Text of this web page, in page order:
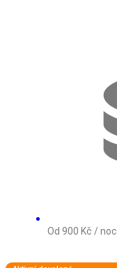
Od 900 Kč / noc